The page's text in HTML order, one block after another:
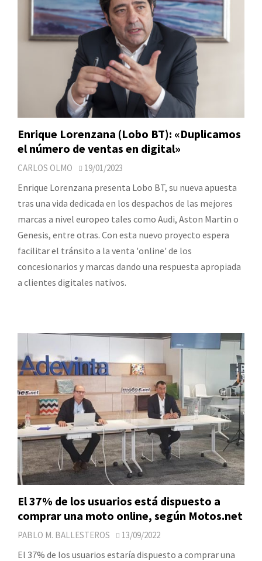
Enrique Lorenzana (Lobo BT): «Duplicamos
el número de ventas en digital»
CARLOS OLMO 19/01/2023
Enrique Lorenzana presenta Lobo BT, su nueva apuesta
tras una vida dedicada en los despachos de las mejores
marcas a nivel europeo tales como Audi, Aston Martin o
Genesis, entre otras. Con esta nuevo proyecto espera
facilitar el tránsito a la venta 'online' de los
concesionarios y marcas dando una respuesta apropiada
a clientes digitales nativos.
El 37% de los usuarios está dispuesto a
comprar una moto online, según Motos.net
PABLO M. BALLESTEROS 13/09/2022
El 37% de los usuarios estaría dispuesto a comprar una